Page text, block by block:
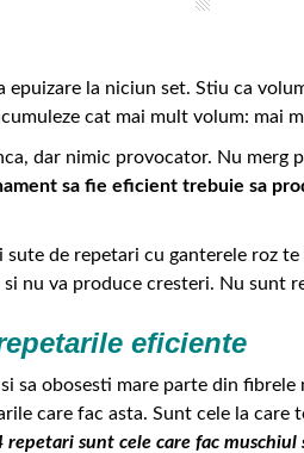
epuizare la niciun set. Stiu ca
cat mai mult volum:
dar nimic provocator. Nu
sa fie eficient trebuie sa
sute de repetari cu ganterele roz
nu va produce cresteri. Nu sunt
eficiente
sa obosesti mare parte din
care fac asta. Sunt cele la care
sunt cele care fac muschiul